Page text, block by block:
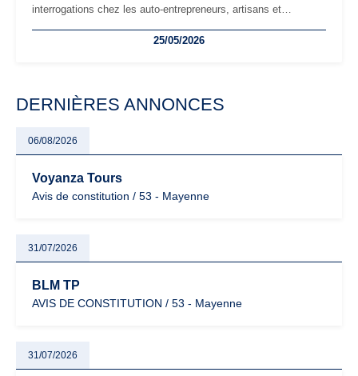
interrogations chez les auto-entrepreneurs, artisans et
facturation ou risque de bascule vers la TVA : les règles
25/05/2026
DERNIÈRES ANNONCES
06/08/2026
Voyanza Tours
Avis de constitution / 53 - Mayenne
31/07/2026
BLM TP
AVIS DE CONSTITUTION / 53 - Mayenne
31/07/2026